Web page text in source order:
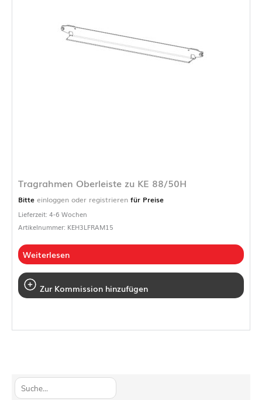
S
u
Tragrahmen Oberleiste zu KE 88/50H
Bitte einloggen oder registrieren für Preise
Lieferzeit: 4-6 Wochen
Artikelnummer: KEH3LFRAM15
Weiterlesen
Zur Kommission hinzufügen